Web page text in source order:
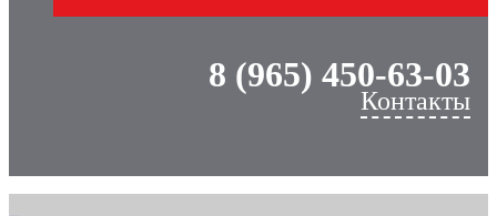
8 (965) 450-63-03
Контакты